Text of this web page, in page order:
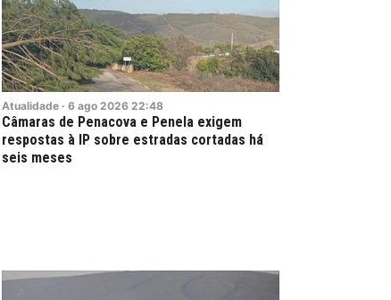
Atualidade · 6 ago 2026 22:48
Câmaras de Penacova e Penela exigem
respostas à IP sobre estradas cortadas há
seis meses